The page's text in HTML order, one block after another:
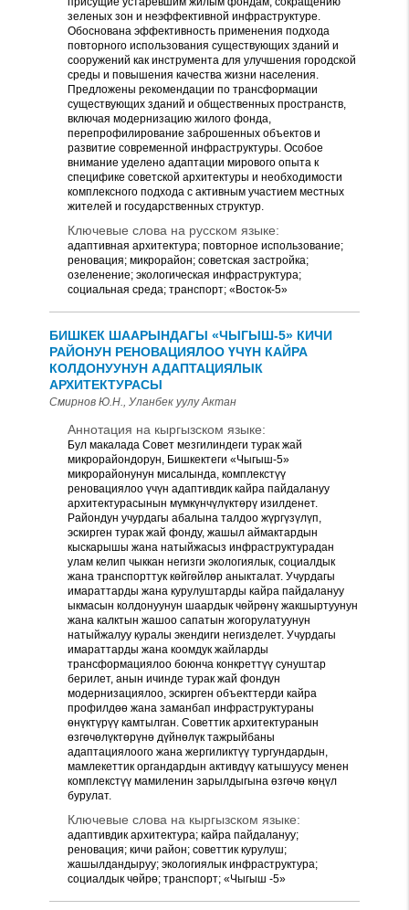
зеленых зон и неэффективной инфраструктуре.
Обоснована эффективность применения подхода
повторного использования существующих зданий и
сооружений как инструмента для улучшения городской
среды и повышения качества жизни населения.
Предложены рекомендации по трансформации
существующих зданий и общественных пространств,
включая модернизацию жилого фонда,
перепрофилирование заброшенных объектов и
развитие современной инфраструктуры. Особое
внимание уделено адаптации мирового опыта к
специфике советской архитектуры и необходимости
комплексного подхода с активным участием местных
жителей и государственных структур.
Ключевые слова на русском языке:
адаптивная архитектура; повторное использование;
реновация; микрорайон; советская застройка;
озеленение; экологическая инфраструктура;
социальная среда; транспорт; «Восток-5»
БИШКЕК ШААРЫНДАГЫ «ЧЫГЫШ-5» КИЧИ
РАЙОНУН РЕНОВАЦИЯЛОО ҮЧҮН КАЙРА
КОЛДОНУУНУН АДАПТАЦИЯЛЫК
АРХИТЕКТУРАСЫ
Смирнов Ю.Н., Уланбек уулу Актан
Аннотация на кыргызском языке:
Бул макалада Совет мезгилиндеги турак жай
микрорайондорун, Бишкектеги «Чыгыш-5»
микрорайонунун мисалында, комплекстүү
реновациялоо үчүн адаптивдик кайра пайдалануу
архитектурасынын мүмкүнчүлүктөрү изилденет.
Райондун учурдагы абалына талдоо жүргүзүлүп,
эскирген турак жай фонду, жашыл аймактардын
кыскарышы жана натыйжасыз инфраструктурадан
улам келип чыккан негизги экологиялык, социалдык
жана транспорттук көйгөйлөр аныкталат. Учурдагы
имараттарды жана курулуштарды кайра пайдалануу
ыкмасын колдонуунун шаардык чөйрөнү жакшыртуунун
жана калктын жашоо сапатын жогорулатуунун
натыйжалуу куралы экендиги негизделет. Учурдагы
имараттарды жана коомдук жайларды
трансформациялоо боюнча конкреттүү сунуштар
берилет, анын ичинде турак жай фондун
модернизациялоо, эскирген объекттерди кайра
профилдөө жана заманбап инфраструктураны
өнүктүрүү камтылган. Советтик архитектуранын
өзгөчөлүктөрүнө дүйнөлүк тажрыйбаны
адаптациялоого жана жергиликтүү тургундардын,
мамлекеттик органдардын активдүү катышуусу менен
комплекстүү мамиленин зарылдыгына өзгөчө көңүл
бурулат.
Ключевые слова на кыргызском языке:
адаптивдик архитектура; кайра пайдалануу;
реновация; кичи район; советтик курулуш;
жашылдандыруу; экологиялык инфраструктура;
социалдык чөйрө; транспорт; «Чыгыш -5»